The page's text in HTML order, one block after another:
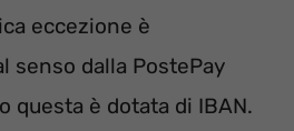
eccezione è
senso dalla PostePay
questa è dotata di IBAN.